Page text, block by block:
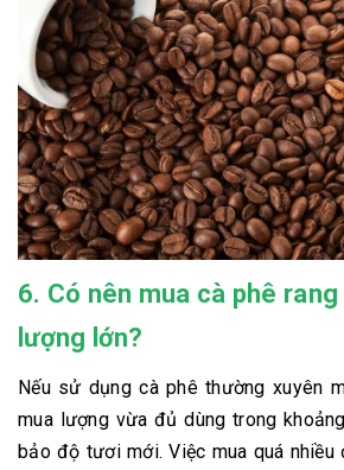
6. Có nên mua cà phê
lượng lớn?
Nếu sử dụng cà phê thường xuyên
mua lượng vừa đủ dùng trong
bảo độ tươi mới. Việc mua quá nhiều